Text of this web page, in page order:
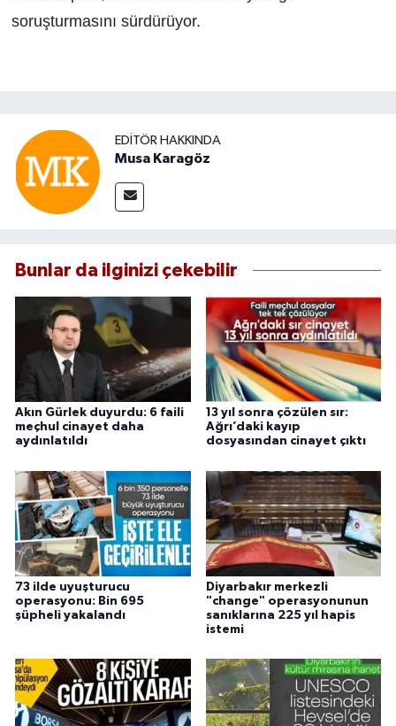
soruşturmasını sürdürüyor.
EDITÖR HAKKINDA
Musa Karagöz
Bunlar da ilginizi çekebilir
Akın Gürlek duyurdu: 6 faili
meçhul cinayet daha
aydınlatıldı
13 yıl sonra çözülen sır:
Ağrı’daki kayıp
dosyasından cinayet çıktı
73 ilde uyuşturucu
operasyonu: Bin 695
şüpheli yakalandı
Diyarbakır merkezli
"change" operasyonunun
sanıklarına 225 yıl hapis
istemi